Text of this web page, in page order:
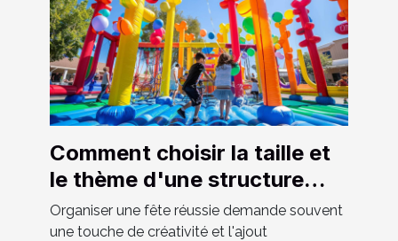
Comment choisir la taille et
le thème d'une structure
gonflable pour votre fête
Organiser une fête réussie demande souvent
une touche de créativité et l'ajout